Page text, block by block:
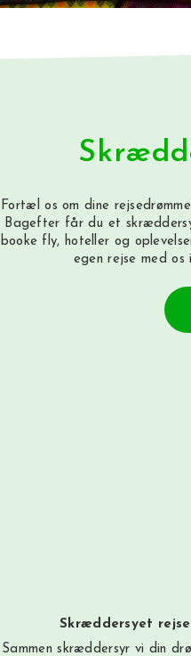
Fortæl os om dine
Bagefter får du et
booke fly, hoteller og
egen rejse med
Skræddersyet rejse
Sammen skræddersyr vi din